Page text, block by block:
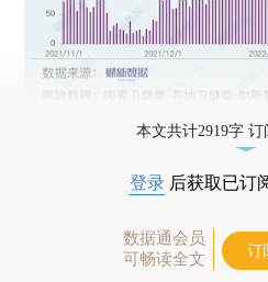
本文共计2919字
登录 后获取已订
数据通会员
可畅读全文
订